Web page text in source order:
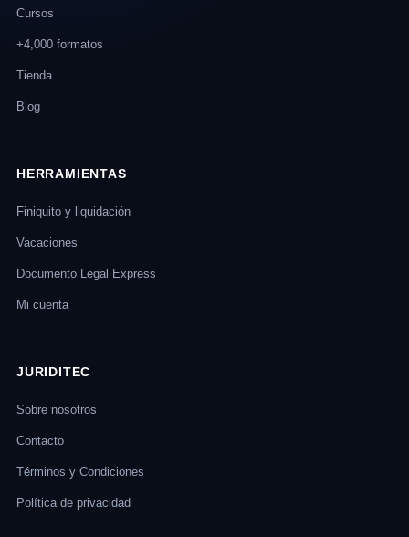
Cursos
+4,000 formatos
Tienda
Blog
HERRAMIENTAS
Finiquito y liquidación
Vacaciones
Documento Legal Express
Mi cuenta
JURIDITEC
Sobre nosotros
Contacto
Términos y Condiciones
Política de privacidad